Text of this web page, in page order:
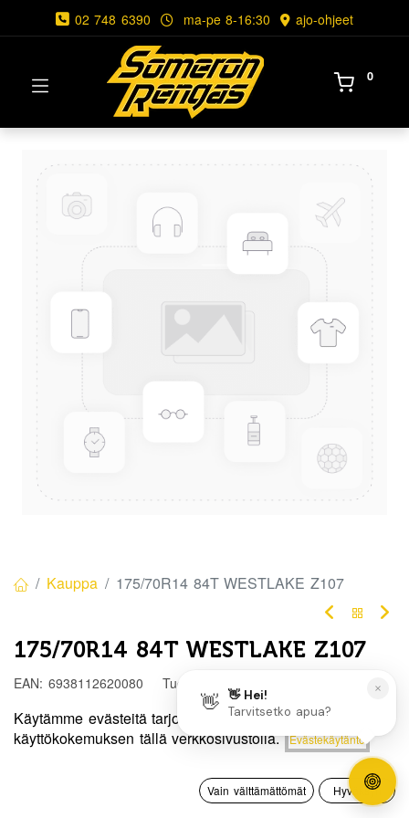
Hinta:
Lisää ostoskoriin
0
Toivelista Tili
02 748 6390 ma-pe 8-16:30 ajo-ohjeet
0
Kauppa 175/70R14 84T WESTLAKE Z107
175/70R14 84T WESTLAKE Z107
EAN: 6938112620080 Tuotekoodi:
72,50€ / kpl
3 arkipäivää
Käytämme evästeitä tarjotaksemme sinulle paremman
käyttökokemuksen tällä verkkosivustolla.
Evästekäytäntö
Vain välttämättömät Hyväksyn